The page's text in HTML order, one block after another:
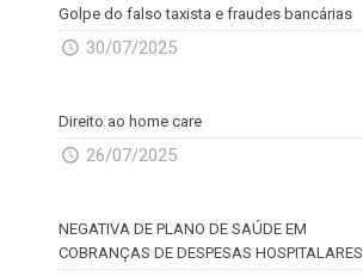
Golpe do falso taxista e fraudes bancárias
30/07/2025
Direito ao home care
26/07/2025
NEGATIVA DE PLANO DE SAÚDE EM
COBRANÇAS DE DESPESAS HOSPITALARES